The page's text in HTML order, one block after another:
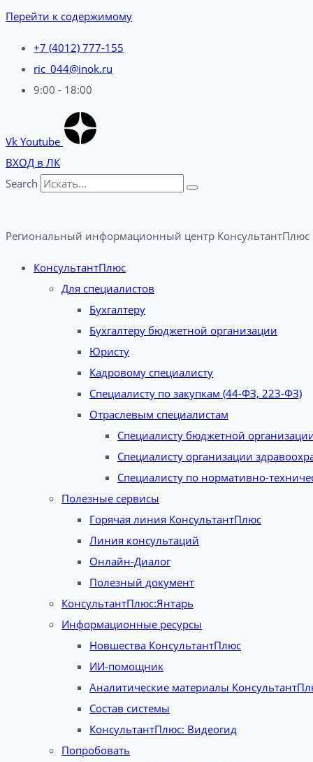
Перейти к содержимому
+7 (4012) 777-155
ric_044@inok.ru
9:00 - 18:00
Vk Youtube
ВХОД в ЛК
Search
Региональный информационный центр
КонсультантПлюс
Для специалистов
Бухгалтеру
Бухгалтеру бюджетной организации
Юристу
Кадровому специалисту
Специалисту по закупкам (44-ФЗ, 223-ФЗ)
Отраслевым специалистам
Специалисту бюджетной
Специалисту организации
Специалисту по нормативно-
Полезные сервисы
Горячая линия КонсультантПлюс
Линия консультаций
Онлайн-Диалог
Полезный документ
КонсультантПлюс:Янтарь
Информационные ресурсы
Новшества КонсультантПлюс
ИИ-помощник
Аналитические материалы
Состав системы
КонсультантПлюс: Видеогид
Попробовать